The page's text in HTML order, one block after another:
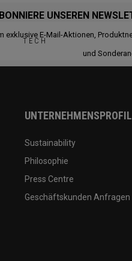
TECH
UNSEREN
exklusive E-Mail-Aktionen,
und
UNTERNEHMENSPROFIL
Sustainability
Philosophie
Press Centre
Geschäftskunden Anfragen